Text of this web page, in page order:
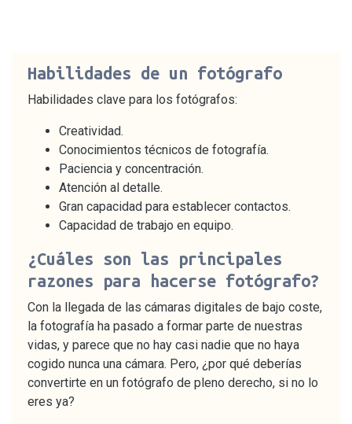
Habilidades de un fotógrafo
Habilidades clave para los fotógrafos:
Creatividad.
Conocimientos técnicos de fotografía.
Paciencia y concentración.
Atención al detalle.
Gran capacidad para establecer contactos.
Capacidad de trabajo en equipo.
¿Cuáles son las principales
razones para hacerse fotógrafo?
Con la llegada de las cámaras digitales de bajo coste,
la fotografía ha pasado a formar parte de nuestras
vidas, y parece que no hay casi nadie que no haya
cogido nunca una cámara. Pero, ¿por qué deberías
convertirte en un fotógrafo de pleno derecho, si no lo
eres ya?